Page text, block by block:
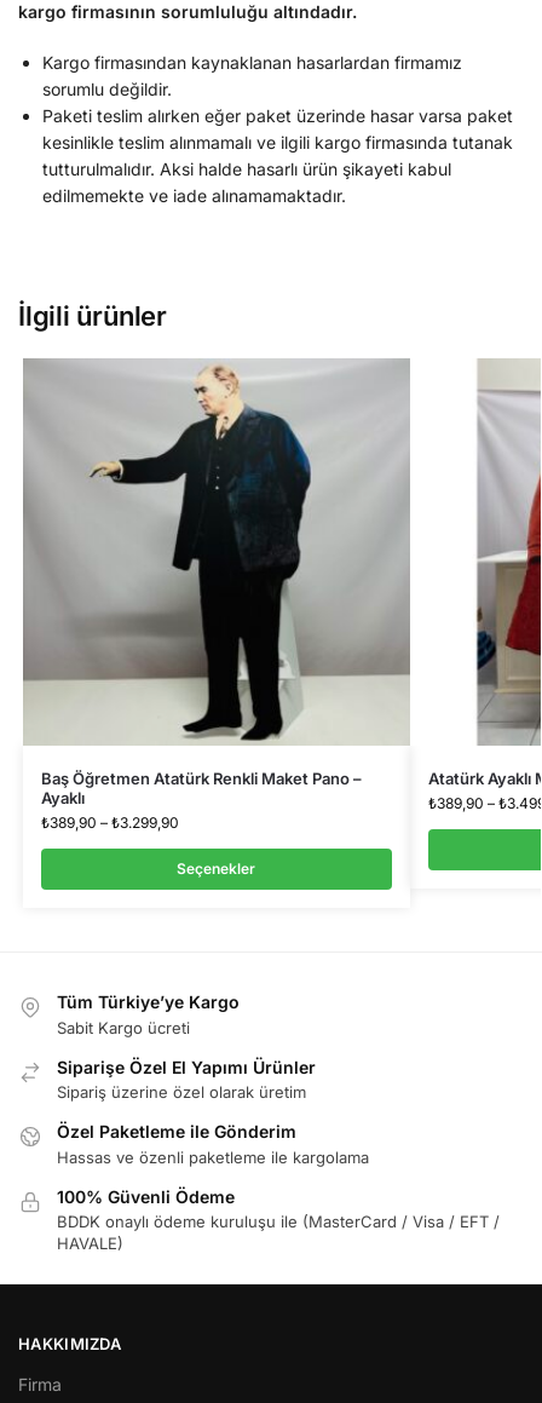
kargo firmasının sorumluluğu altındadır.
Kargo firmasından kaynaklanan hasarlardan firmamız
sorumlu değildir.
Paketi teslim alırken eğer paket üzerinde hasar varsa paket
kesinlikle teslim alınmamalı ve ilgili kargo firmasında tutanak
tutturulmalıdır. Aksi halde hasarlı ürün şikayeti kabul
edilmemekte ve iade alınamamaktadır.
İlgili ürünler
Baş Öğretmen Atatürk Renkli Maket Pano –
Ayaklı
₺389,90 – ₺3.299,90
Seçenekler
Atatürk Ayaklı
₺389,90 – ₺
Tüm Türkiye’ye Kargo
Sabit Kargo ücreti
Siparişe Özel El Yapımı Ürünler
Sipariş üzerine özel olarak üretim
Özel Paketleme ile Gönderim
Hassas ve özenli paketleme ile kargolama
100% Güvenli Ödeme
BDDK onaylı ödeme kuruluşu ile (MasterCard / Visa / EFT /
HAVALE)
HAKKIMIZDA
Firma